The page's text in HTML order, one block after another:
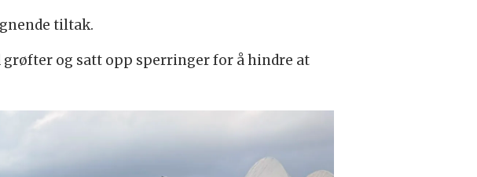
tiltak.
grøfter og satt opp sperringer for å hindre at